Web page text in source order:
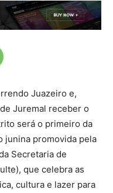
Juazeiro e,
Juremal receber o
será o primeiro da
junina promovida pela
Secretaria de
que celebra as
cultura e lazer para